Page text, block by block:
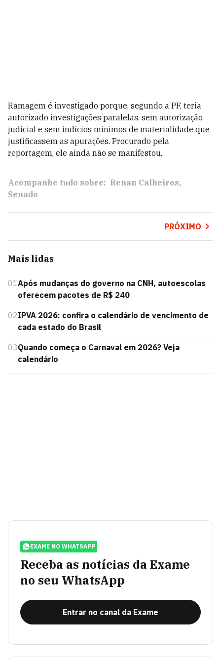
Ramagem é investigado porque, segundo a PF, teria
autorizado investigações paralelas, sem autorização
judicial e sem indícios mínimos de materialidade que
justificassem as apurações. Procurado pela
reportagem, ele ainda não se manifestou.
Acompanhe tudo sobre: Renan Calheiros
Senado
PRÓXIMO
Mais lidas
01 Após mudanças do governo na CNH, autoescolas
oferecem pacotes de R$ 240
02IPVA 2026: confira o calendário de vencimento de
cada estado do Brasil
03Quando começa o Carnaval em 2026? Veja
calendário
EXAME NO WHATSAPP
Receba as notícias da Exame
no seu WhatsApp
Entrar no canal da Exame